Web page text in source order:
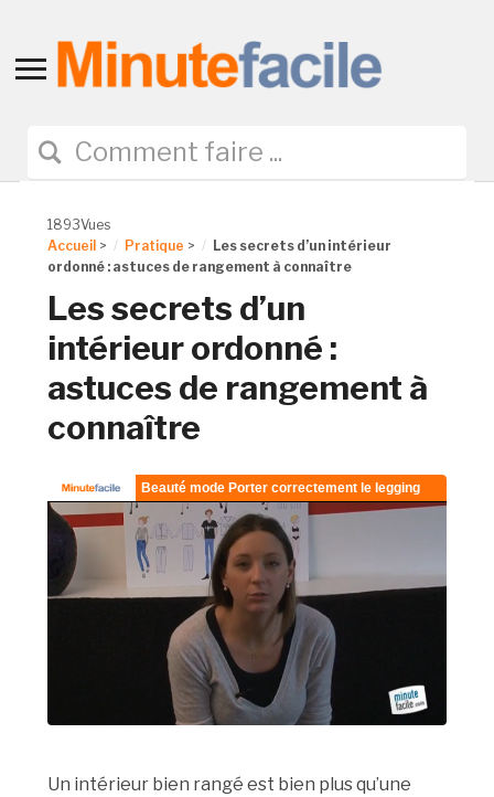
Toggle
navigation
1893Vues
Accueil > Pratique >
Les secrets d’un intérieur
ordonné : astuces de rangement à connaître
Les secrets d’un
intérieur ordonné :
astuces de rangement à
connaître
Un intérieur bien rangé est bien plus qu’une